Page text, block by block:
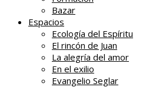
Bazar
Espacios
Ecología del Espíritu
El rincón de Juan
La alegría del amor
En el exilio
Evangelio Seglar